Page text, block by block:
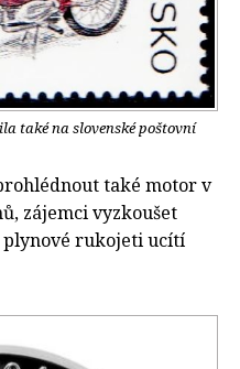
také na slovenské poštovní
také motor v
zájemci vyzkoušet
plynové rukojeti ucítí